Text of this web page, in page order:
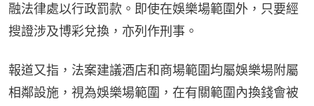
融法律處以行政罰款。即使在娛樂場範圍外，只要經
搜證涉及博彩兌換，亦列作刑事。
報道又指，法案建議酒店和商場範圍均屬娛樂場附屬
相鄰設施，視為娛樂場範圍，在有關範圍內換錢會被